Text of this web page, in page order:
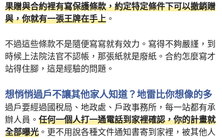
果贈與合約裡有寫保護條款，約定特定條件下可以撤銷贈
與，你就有一張王牌在手上 。
不過這些條款不是隨便寫寫就有效力。寫得不夠嚴謹，到
時候上法院法官不認帳，那張紙就是廢紙。合約怎麼寫才
站得住腳，這是經驗的問題。
想悄悄過戶不讓其他家人知道？地雷比你想像的多
過戶要經過國稅局、地政處、戶政事務所，每一站都有承
辦人員。 任何一個人打一通電話到家裡確認，你的計畫就
全部曝光 。更不用說各種文件通知書寄到家裡，被其他人